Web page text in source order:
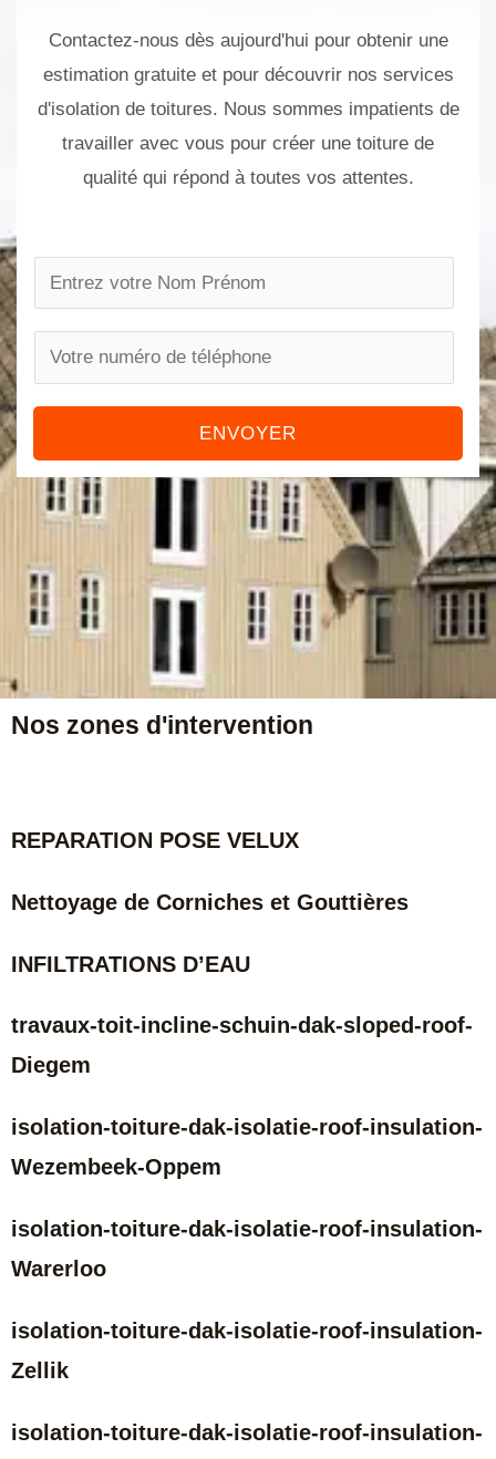
Contactez-nous dès aujourd'hui pour obtenir une
estimation gratuite et pour découvrir nos services
d'isolation de toitures. Nous sommes impatients de
travailler avec vous pour créer une toiture de
qualité qui répond à toutes vos attentes.
a
*
h
o
m
b
r
ENVOYER
Nos zones d'intervention
REPARATION POSE VELUX
Nettoyage de Corniches et Gouttières
INFILTRATIONS D’EAU
travaux-toit-incline-schuin-dak-sloped-roof-
Diegem
isolation-toiture-dak-isolatie-roof-insulation-
Wezembeek-Oppem
isolation-toiture-dak-isolatie-roof-insulation-
Warerloo
isolation-toiture-dak-isolatie-roof-insulation-
Zellik
isolation-toiture-dak-isolatie-roof-insulation-